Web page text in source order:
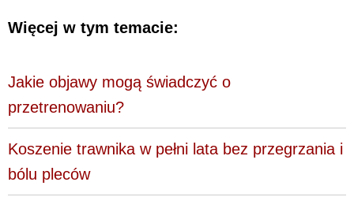
Więcej w tym temacie:
Jakie objawy mogą świadczyć o
przetrenowaniu?
Koszenie trawnika w pełni lata bez przegrzania i
bólu pleców